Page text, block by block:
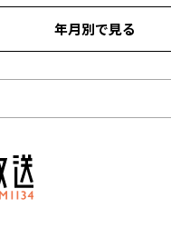
年月別で見る
2026年06月
2026年05月
2026年04月